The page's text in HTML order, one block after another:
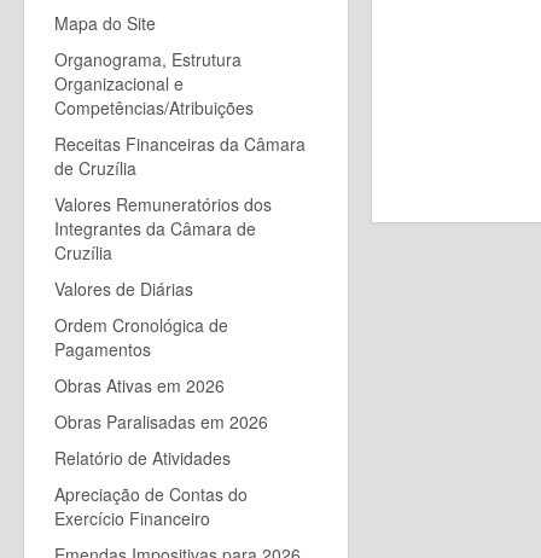
Mapa do Site
Organograma, Estrutura
Organizacional e
Competências/Atribuições
Receitas Financeiras da Câmara
de Cruzília
Valores Remuneratórios dos
Integrantes da Câmara de
Cruzília
Valores de Diárias
Ordem Cronológica de
Pagamentos
Obras Ativas em 2026
Obras Paralisadas em 2026
Relatório de Atividades
Apreciação de Contas do
Exercício Financeiro